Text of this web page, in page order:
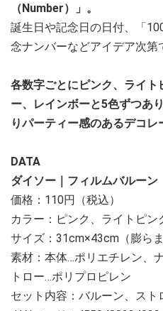
（Number）」。
誕生日や記念日の日付、「
念ナンバーなどアイデア次第
各数字ごとにピンク、ライ
ー、レインボーと5色ずつあ
りパーティー感のあるデコレ
DATA
ダイソー｜フィルムバルーン
価格：110円（税込）
カラー：ピンク、ライトピン
サイズ：31cm×43cm（膨らま
素材：本体…ポリエチレン、
トロー…ポリプロピレン
セット内容：バルーン、スト